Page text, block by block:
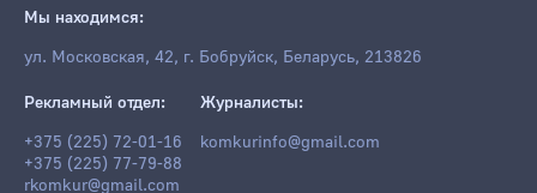
Мы находимся: